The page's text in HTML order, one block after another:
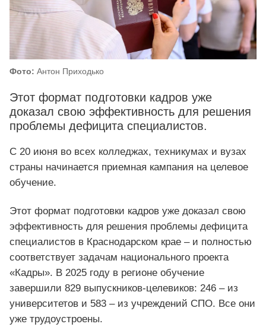
Фото: Антон Приходько
Этот формат подготовки кадров уже
доказал свою эффективность для решения
проблемы дефицита специалистов.
С 20 июня во всех колледжах, техникумах и вузах
страны начинается приемная кампания на целевое
обучение.
Этот формат подготовки кадров уже доказал свою
эффективность для решения проблемы дефицита
специалистов в Краснодарском крае – и полностью
соответствует задачам национального проекта
«Кадры». В 2025 году в регионе обучение
завершили 829 выпускников-целевиков: 246 – из
университетов и 583 – из учреждений СПО. Все они
уже трудоустроены.